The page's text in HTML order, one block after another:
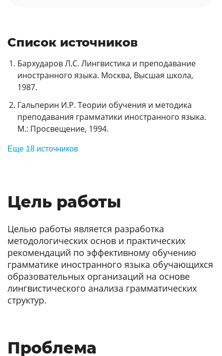
Список источников
Бархударов Л.С. Лингвистика и преподавание
иностранного языка. Москва, Высшая школа,
1987.
Гальперин И.Р. Теории обучения и методика
преподавания грамматики иностранного языка.
М.: Просвещение, 1994.
Еще 18 источников
Цель работы
Целью работы является разработка
методологических основ и практических
рекомендаций по эффективному обучению
грамматике иностранного языка обучающихся
образовательных организаций на основе
лингвистического анализа грамматических
структур.
Проблема